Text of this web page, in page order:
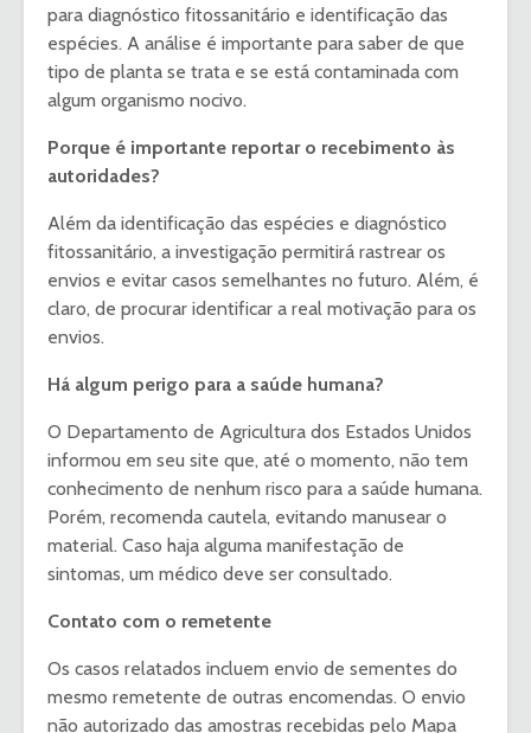
para diagnóstico fitossanitário e identificação das
espécies. A análise é importante para saber de que
tipo de planta se trata e se está contaminada com
algum organismo nocivo.
Porque é importante reportar o recebimento às
autoridades?
Além da identificação das espécies e diagnóstico
fitossanitário, a investigação permitirá rastrear os
envios e evitar casos semelhantes no futuro. Além, é
claro, de procurar identificar a real motivação para os
envios.
Há algum perigo para a saúde humana?
O Departamento de Agricultura dos Estados Unidos
informou em seu site que, até o momento, não tem
conhecimento de nenhum risco para a saúde humana.
Porém, recomenda cautela, evitando manusear o
material. Caso haja alguma manifestação de
sintomas, um médico deve ser consultado.
Contato com o remetente
Os casos relatados incluem envio de sementes do
mesmo remetente de outras encomendas. O envio
não autorizado das amostras recebidas pelo Mapa